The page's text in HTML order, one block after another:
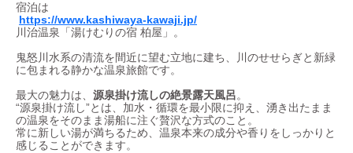
宿泊は
https://www.kashiwaya-kawaji.jp/
川治温泉「湯けむりの宿 柏屋」。
鬼怒川水系の清流を間近に望む立地に建ち、川のせせらぎと新緑
に包まれる静かな温泉旅館です。
最大の魅力は、 源泉掛け流しの絶景露天風呂。
“源泉掛け流し”とは、加水・循環を最小限に抑え、湧き出たまま
の温泉をそのまま湯船に注ぐ贅沢な方式のこと。
常に新しい湯が満ちるため、温泉本来の成分や香りをしっかりと
感じることができます。